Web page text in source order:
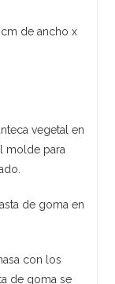
de ancho x
vegetal en
molde para
de goma en
con los
de goma se